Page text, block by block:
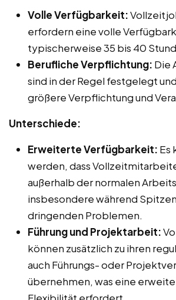
Volle Verfügbarkeit:
erfordern eine volle
typischerweise 35 bis 40
Berufliche Verpflichtung: Die
sind in der Regel festgelegt
größere Verpflichtung und
Unterschiede:
Erweiterte Verfügbarkeit: Es
werden, dass
außerhalb der normalen
insbesondere während
dringenden Problemen.
Führung und Projektarbeit:
können zusätzlich zu ihren
auch Führungs- oder
übernehmen, was eine